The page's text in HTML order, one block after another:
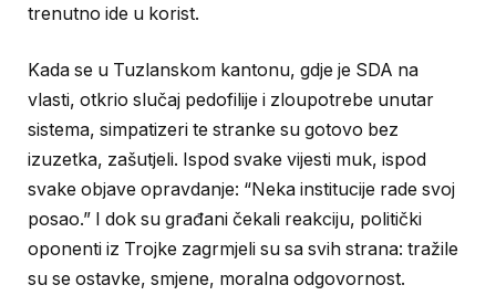
trenutno ide u korist.
Kada se u Tuzlanskom kantonu, gdje je SDA na
vlasti, otkrio slučaj pedofilije i zloupotrebe unutar
sistema, simpatizeri te stranke su gotovo bez
izuzetka, zašutjeli. Ispod svake vijesti muk, ispod
svake objave opravdanje: “Neka institucije rade svoj
posao.” I dok su građani čekali reakciju, politički
oponenti iz Trojke zagrmjeli su sa svih strana: tražile
su se ostavke, smjene, moralna odgovornost.